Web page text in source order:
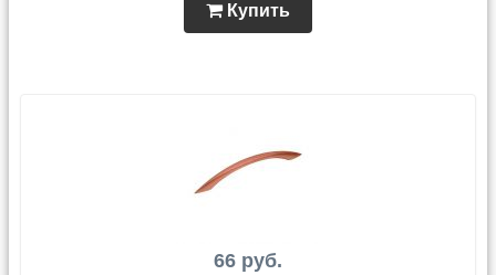
Купить
66 руб.